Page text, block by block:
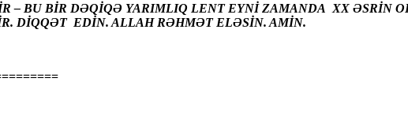
– BU BİR DƏQİQƏ YARIMLIQ LENT EYNİ ZAMANDA XX ƏSRİN
DİQQƏT EDİN. ALLAH RƏHMƏT ELƏSİN. AMİN.